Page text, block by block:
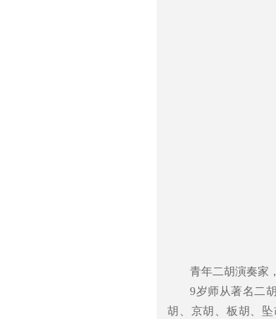
青年二胡演奏家
9岁师从著名二
胡、京胡、板胡、